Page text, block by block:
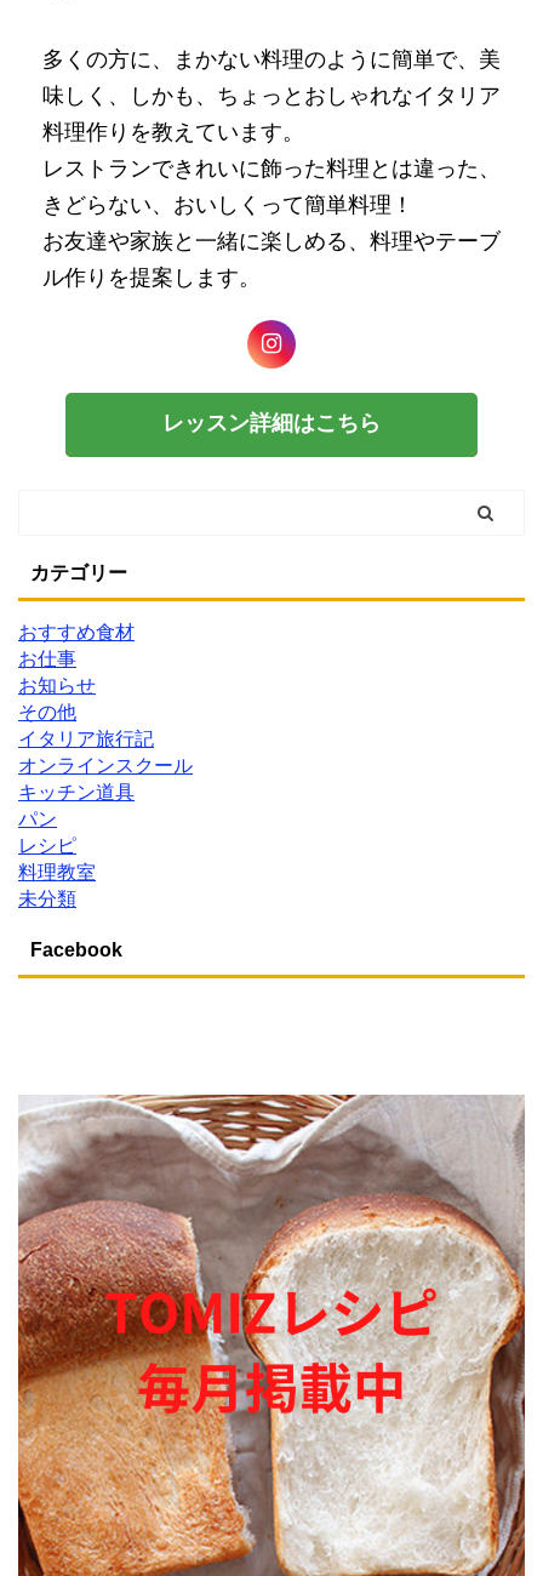
多くの方に、まかない料理のように簡単で、美
味しく、しかも、ちょっとおしゃれなイタリア
料理作りを教えています。
レストランできれいに飾った料理とは違った、
きどらない、おいしくって簡単料理！
お友達や家族と一緒に楽しめる、料理やテーブ
ル作りを提案します。
レッスン詳細はこちら
カテゴリー
おすすめ食材
お仕事
お知らせ
その他
イタリア旅行記
オンラインスクール
キッチン道具
パン
レシピ
料理教室
未分類
Facebook